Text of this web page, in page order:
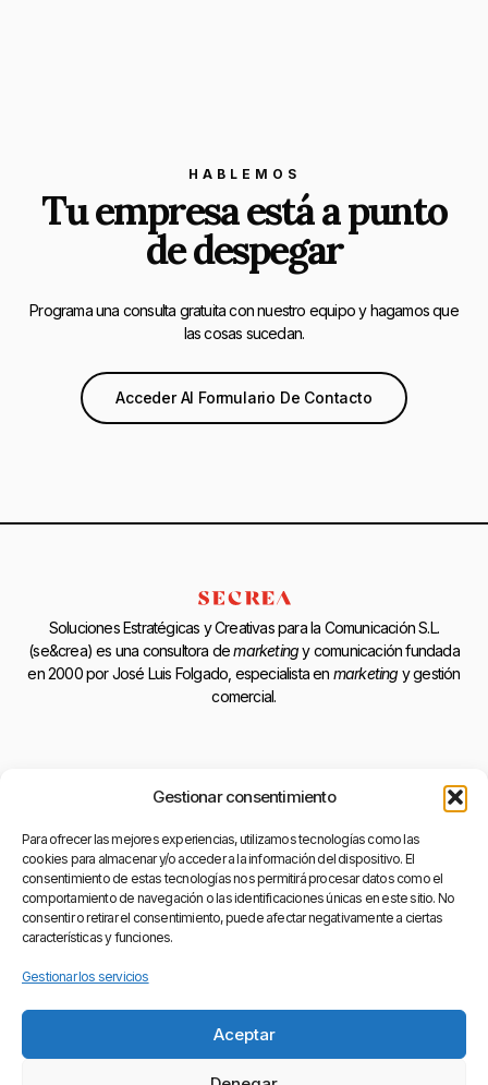
Gestionar consentimiento
Para ofrecer las mejores experiencias, utilizamos tecnologías como las
cookies para almacenar y/o acceder a la información del dispositivo. El
consentimiento de estas tecnologías nos permitirá procesar datos como el
comportamiento de navegación o las identificaciones únicas en este sitio. No
consentir o retirar el consentimiento, puede afectar negativamente a ciertas
características y funciones.
Gestionar los servicios
Aceptar
HABLEMOS
Tu empresa está a punto
de despegar
Programa una consulta gratuita con nuestro equipo y hagamos que
las cosas sucedan.
Acceder Al Formulario De Contacto
Soluciones Estratégicas y Creativas para la Comunicación S.L.
(se&crea) es una consultora demarketingy comunicación fundada
en 2000 por José Luis Folgado, especialista en marketing y gestión
comercial.
Contacto
Plaza De La Creu, 6 bajo
46930 - Quart De Poblet
Valencia
© 2026 S.E.CREA